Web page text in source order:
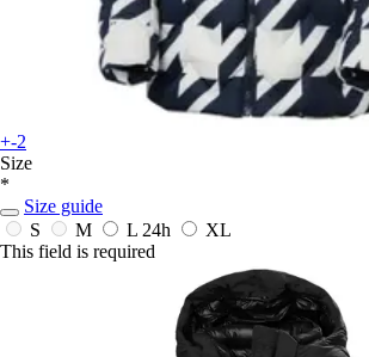
+-2
Size
*
Size guide
S
M L 24h
XL
This field is required